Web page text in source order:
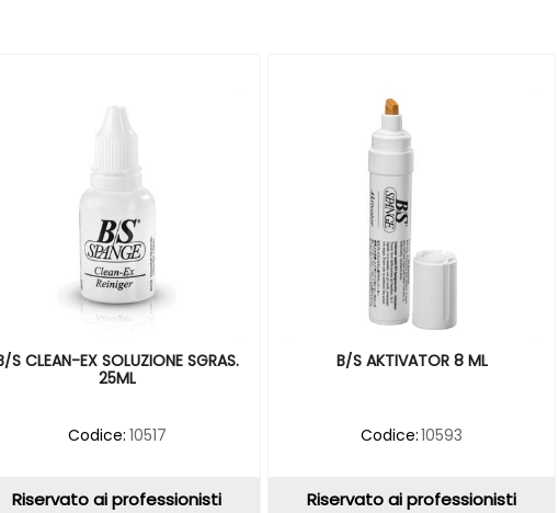
S CLEAN-EX SOLUZIONE SGRAS.
25ML
Codice: 10517
Riservato ai professionisti
B/S AKTIVATOR 8 ML
Codice:10593
Riservato ai professionisti